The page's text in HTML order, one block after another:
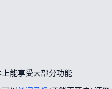
能享受大部分功能